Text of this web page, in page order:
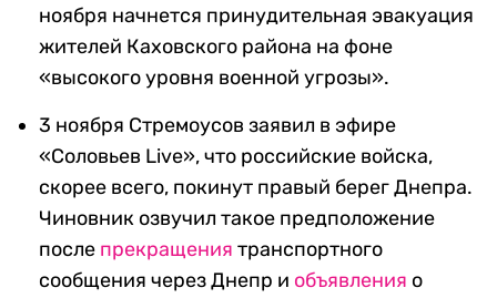
ноября начнется принудительная эвакуация
жителей Каховского района на фоне
«высокого уровня военной угрозы».
3 ноября Стремоусов заявил в эфире
«Соловьев Live», что российские войска,
скорее всего, покинут правый берег Днепра.
Чиновник озвучил такое предположение
после прекращения транспортного
сообщения через Днепр и объявления о